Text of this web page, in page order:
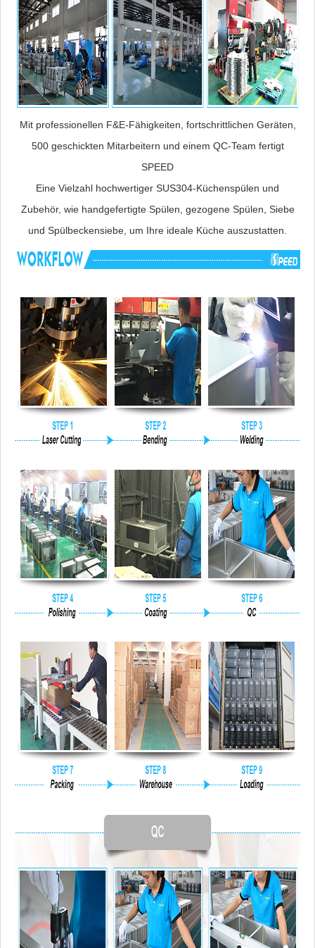
Mit professionellen F&E-Fähigkeiten, fortschrittlichen Geräten,
500 geschickten Mitarbeitern und einem QC-Team fertigt
SPEED
Eine Vielzahl hochwertiger SUS304-Küchenspülen und
Zubehör, wie handgefertigte Spülen, gezogene Spülen, Siebe
und Spülbeckensiebe, um Ihre ideale Küche auszustatten.